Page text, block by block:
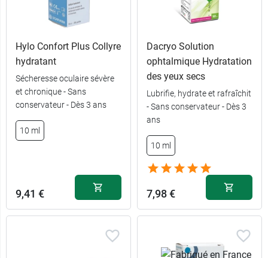
Hylo Confort Plus Collyre
hydratant
Sécheresse oculaire sévère
et chronique - Sans
conservateur - Dès 3 ans
10 ml
9,41 €
Dacryo Solution
ophtalmique Hydratation
des yeux secs
Lubrifie, hydrate et rafraîchit
- Sans conservateur - Dès 3
ans
10 ml
7,98 €